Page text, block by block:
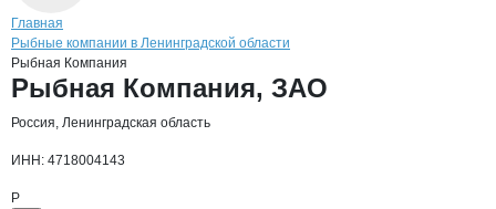
Навигация по сайту
Главная
Рыбные компании в Ленинградской области
Рыбная Компания
Основная информация о компании
Рыбная Компания, ЗАО
Россия, Ленинградская область
ИНН: 4718004143
Р